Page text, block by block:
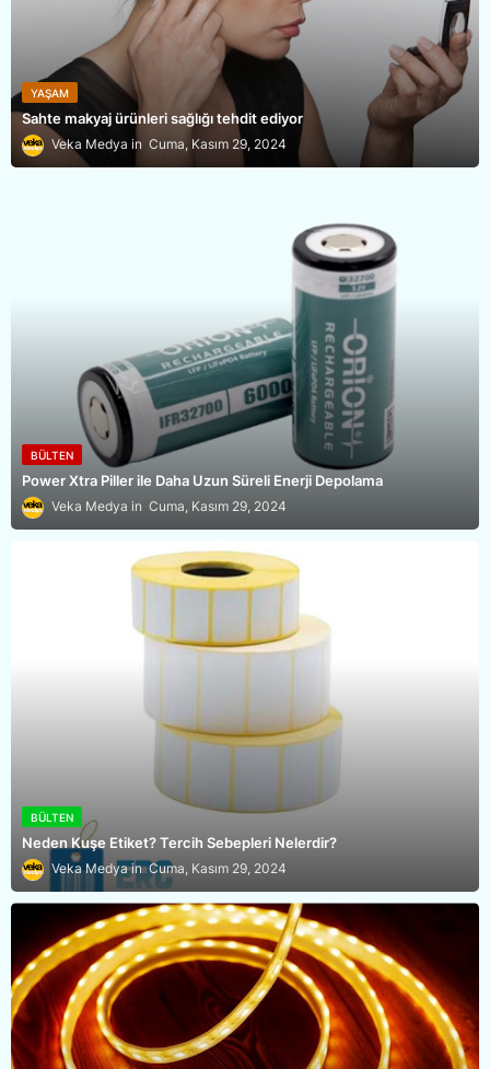
YAŞAM
Sahte makyaj ürünleri sağlığı tehdit ediyor
Veka Medya Cuma, Kasım 29, 2024
BÜLTEN
Power Xtra Piller ile Daha Uzun Süreli Enerji Depolama
Veka Medya Cuma, Kasım 29, 2024
BÜLTEN
Neden Kuşe Etiket? Tercih Sebepleri Nelerdir?
Veka Medya Cuma, Kasım 29, 2024